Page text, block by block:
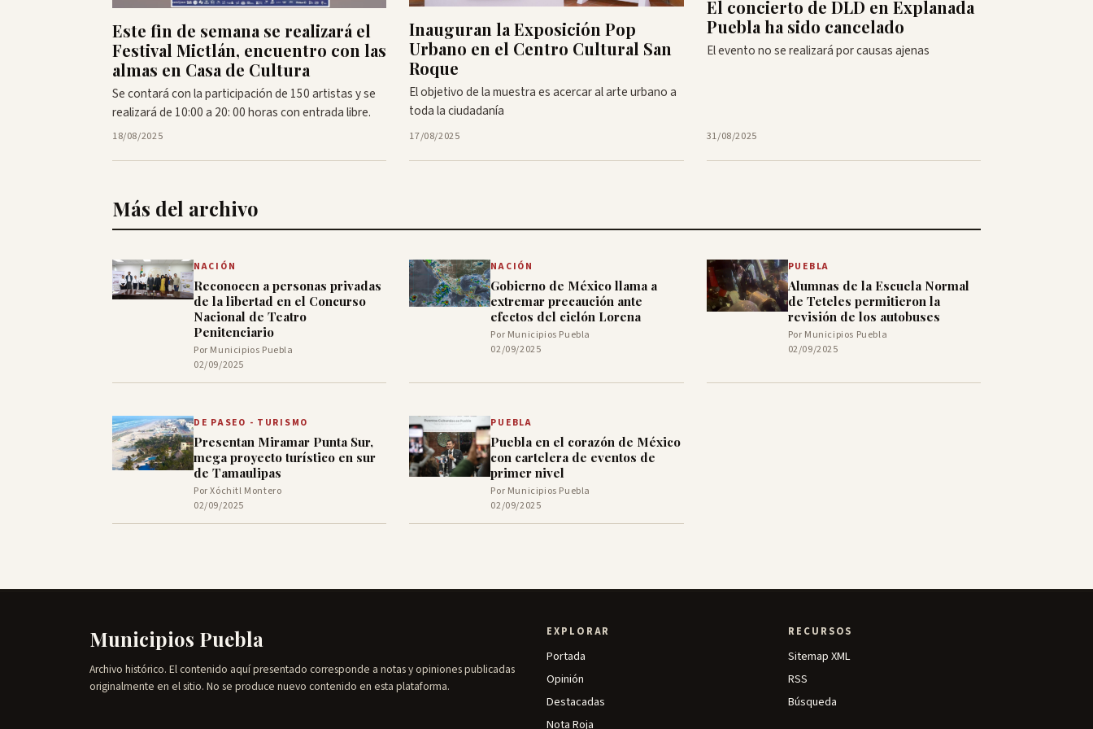
Este fin de semana se realizará el
Festival Mictlán, encuentro con las
almas en Casa de Cultura
Se contará con la participación de 150 artistas y se
realizará de 10:00 a 20: 00 horas con entrada libre.
18/08/2025
Inauguran la Exposición Pop
Urbano en el Centro Cultural San
Roque
El objetivo de la muestra es acercar al arte urbano a
toda la ciudadanía
17/08/2025
El concierto de DLD en Explanada
Puebla ha sido cancelado
El evento no se realizará por causas ajenas
31/08/2025
Más del archivo
NACIÓN
Reconocen a personas privadas
de la libertad en el Concurso
Nacional de Teatro
Penitenciario
Por Municipios Puebla
02/09/2025
NACIÓN
Gobierno de México llama a
extremar precaución ante
efectos del ciclón Lorena
Por Municipios Puebla
02/09/2025
PUEBLA
Alumnas de la Escuela Normal
de Teteles permitieron la
revisión de los autobuses
Por Municipios Puebla
02/09/2025
DE PASEO - TURISMO
Presentan Miramar Punta Sur,
mega proyecto turístico en sur
de Tamaulipas
Por Xóchitl Montero
02/09/2025
PUEBLA
Puebla en el corazón de México
con cartelera de eventos de
primer nivel
Por Municipios Puebla
02/09/2025
Municipios Puebla
Archivo histórico. El contenido aquí presentado corresponde a notas y opiniones publicadas
originalmente en el sitio. No se produce nuevo contenido en esta plataforma.
EXPLORAR
Portada
Opinión
Destacadas
Nota Roja
RECURSOS
Sitemap XML
RSS
Búsqueda